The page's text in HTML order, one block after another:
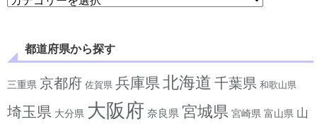
都道府県から探す
三重県 京都府 佐賀県 兵庫県 北海道 千葉県 和歌山県
埼玉県 大分県 大阪府 奈良県 宮城県 宮崎県 富山県 山